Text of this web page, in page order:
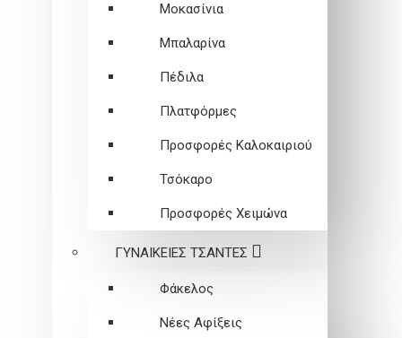
Μοκασίνια
Μπαλαρίνα
Πέδιλα
Πλατφόρμες
Προσφορές Καλοκαιριού
Τσόκαρο
Προσφορές Χειμώνα
ΓΥΝΑΙΚΕΙEΣ ΤΣΑΝΤΕΣ
Φάκελος
Νέες Αφίξεις